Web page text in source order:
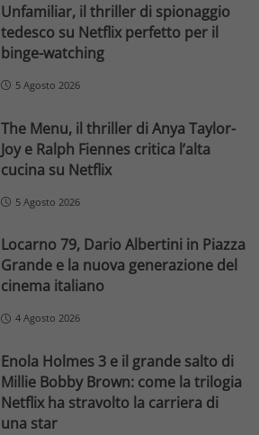
Unfamiliar, il thriller di spionaggio
tedesco su Netflix perfetto per il
binge-watching
5 Agosto 2026
The Menu, il thriller di Anya Taylor-
Joy e Ralph Fiennes critica l’alta
cucina su Netflix
5 Agosto 2026
Locarno 79, Dario Albertini in Piazza
Grande e la nuova generazione del
cinema italiano
4 Agosto 2026
Enola Holmes 3 e il grande salto di
Millie Bobby Brown: come la trilogia
Netflix ha stravolto la carriera di
una star